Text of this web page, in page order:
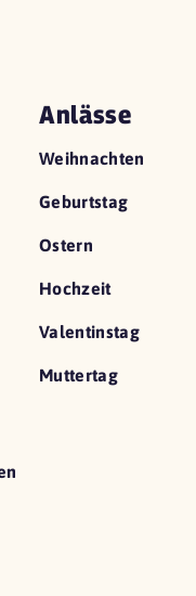
Anlässe
Weihnachten
Geburtstag
Ostern
Hochzeit
Valentinstag
Muttertag